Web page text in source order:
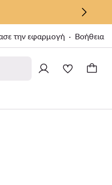
την εφαρμογή Βοήθεια